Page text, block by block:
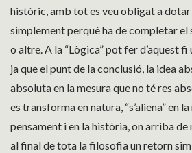
històric, amb tot es veu obligat a dotar
simplement perquè ha de completar el
o altre. A la “Lògica” pot fer d’aquest
ja que el punt de la conclusió, la idea
absoluta en la mesura que no té res
es transforma en natura, “s’aliena” en
pensament i en la història, on arriba de
al final de tota la filosofia un retorn